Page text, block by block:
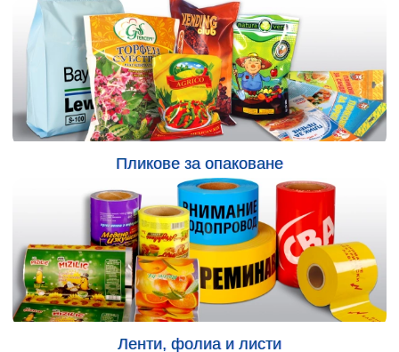
Пликове за опаковане
Ленти, фолиа и листи